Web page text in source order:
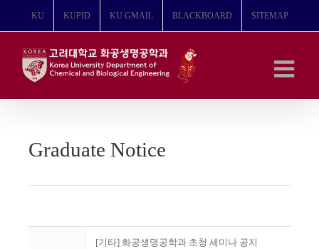
뛰
KU KUPID KU GMAIL BLACKBOARD SITEMAP
Graduate Notice
[기타] 화공생명공학과 초청 세미나 공지